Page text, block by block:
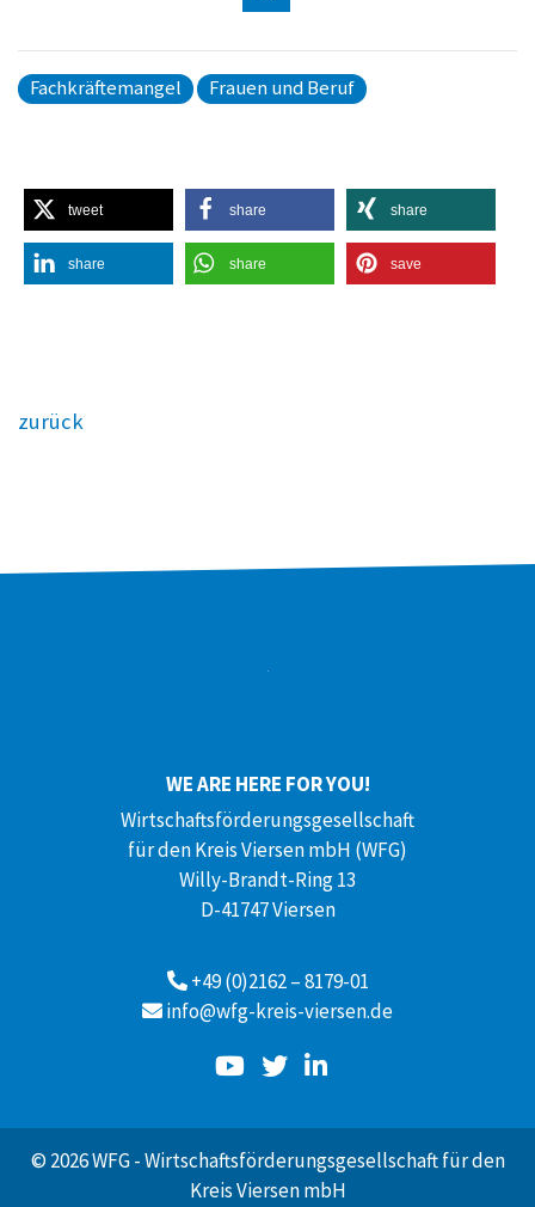
Fachkräftemangel Frauen und Beruf
tweet share share
share share save
zurück
WE ARE HERE FOR YOU!
Wirtschaftsförderungsgesellschaft
für den Kreis Viersen mbH (WFG)
Willy-Brandt-Ring 13
D-41747 Viersen
+49 (0)2162 – 8179-01
info@wfg-kreis-viersen.de
© 2026 WFG - Wirtschaftsförderungsgesellschaft für den
Kreis Viersen mbH